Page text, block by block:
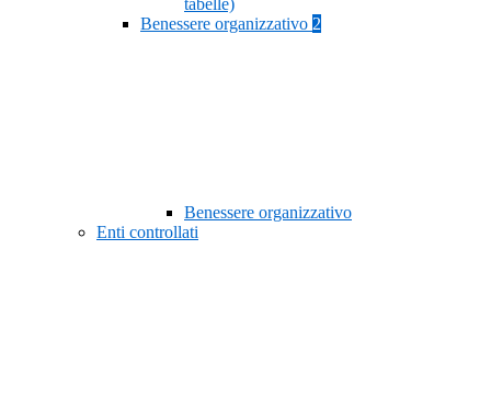
tabelle)
Benessere organizzativo 2
Benessere organizzativo
Enti controllati